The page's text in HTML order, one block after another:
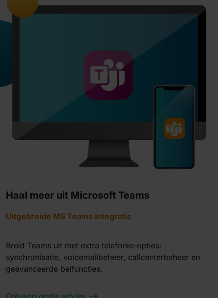
Haal meer uit Microsoft Teams
Uitgebreide MS Teams integratie
Breid Teams uit met extra telefonie-opties:
synchronisatie, voicemailbeheer, callcenterbeheer en
geavanceerde belfuncties.